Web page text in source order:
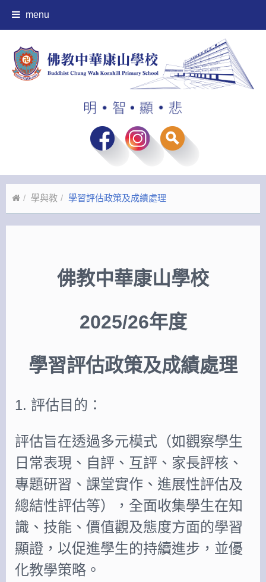
menu
學與教 學習評估政策及成績處理
佛教中華康山學校
2025/26年度
學習評估政策及成績處理
1. 評估目的：
評估旨在透過多元模式（如觀察學生
日常表現、自評、互評、家長評核、
專題研習、課堂實作、進展性評估及
總結性評估等），全面收集學生在知
識、技能、價值觀及態度方面的學習
顯證，以促進學生的持續進步，並優
化教學策略。